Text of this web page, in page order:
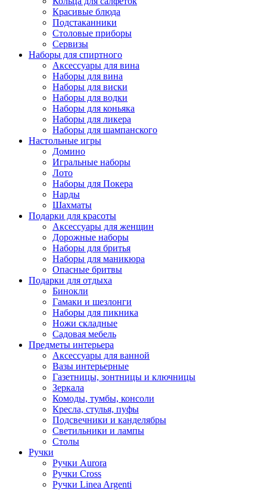
Красивые блюда
Подстаканники
Столовые приборы
Cервизы
Наборы для спиртного
Аксессуары для вина
Наборы для вина
Наборы для виски
Наборы для водки
Наборы для коньяка
Наборы для ликера
Наборы для шампанского
Настольные игры
Домино
Игральные наборы
Лото
Наборы для Покера
Нарды
Шахматы
Подарки для красоты
Аксессуары для женщин
Дорожные наборы
Наборы для бритья
Наборы для маникюра
Опасные бритвы
Подарки для отдыха
Бинокли
Гамаки и шезлонги
Наборы для пикника
Ножи складные
Садовая мебель
Предметы интерьера
Аксессуары для ванной
Вазы интерьерные
Газетницы, зонтницы и ключницы
Зеркала
Комоды, тумбы, консоли
Кресла, стулья, пуфы
Подсвечники и канделябры
Светильники и лампы
Столы
Ручки
Ручки Aurora
Ручки Cross
Ручки Linea Argenti